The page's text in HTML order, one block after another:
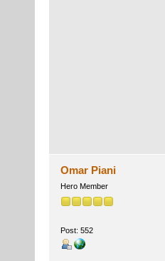
Omar Piani
Hero Member
Post: 552